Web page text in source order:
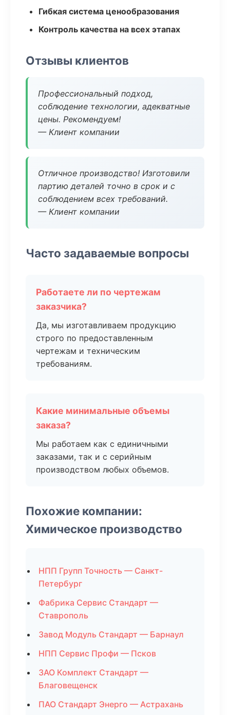
Гибкая система ценообразования
Контроль качества на всех этапах
Отзывы клиентов
Профессиональный подход,
соблюдение технологии, адекватные
цены. Рекомендуем!
— Клиент компании
Отличное производство! Изготовили
партию деталей точно в срок и с
соблюдением всех требований.
— Клиент компании
Часто задаваемые вопросы
Работаете ли по чертежам
заказчика?
Да, мы изготавливаем продукцию
строго по предоставленным
чертежам и техническим
требованиям.
Какие минимальные объемы
заказа?
Мы работаем как с единичными
заказами, так и с серийным
производством любых объемов.
Похожие компании:
Химическое производство
НПП Групп Точность — Санкт-
Петербург
Фабрика Сервис Стандарт —
Ставрополь
Завод Модуль Стандарт — Барнаул
НПП Сервис Профи — Псков
ЗАО Комплект Стандарт —
Благовещенск
ПАО Стандарт Энерго — Астрахань